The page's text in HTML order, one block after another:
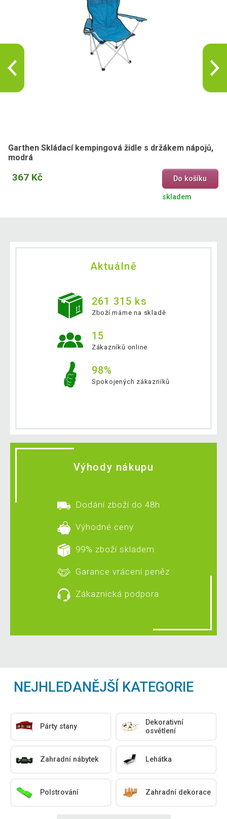
Garthen Skládací kempingová židle s držákem nápojů,
modrá
367 Kč Do košíku
skladem
Aktuálně
261 315 ks
Zboží máme na skladě
15
Zákazníků online
98%
Spokojených zákazníků
Výhody nákupu
Dodání zboží do 48h
Výhodné ceny
99% zboží skladem
Garance vrácení peněz
Zákaznická podpora
NEJHLEDANĚJŠÍ KATEGORIE
Párty stany
Dekorativní
osvětlení
Zahradní nábytek Lehátka
Polstrování Zahradní dekorace